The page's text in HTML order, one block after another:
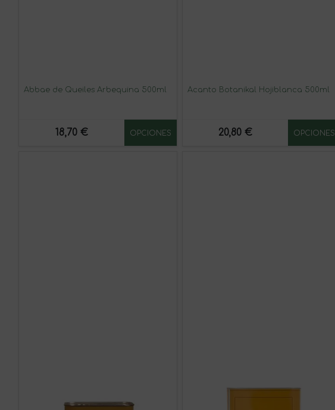
Abbae de Queiles Arbequina 500ml
18,70 € OPCIONES
Acanto Botanikal Hojiblanca 500ml
20,80 € OPCIONES